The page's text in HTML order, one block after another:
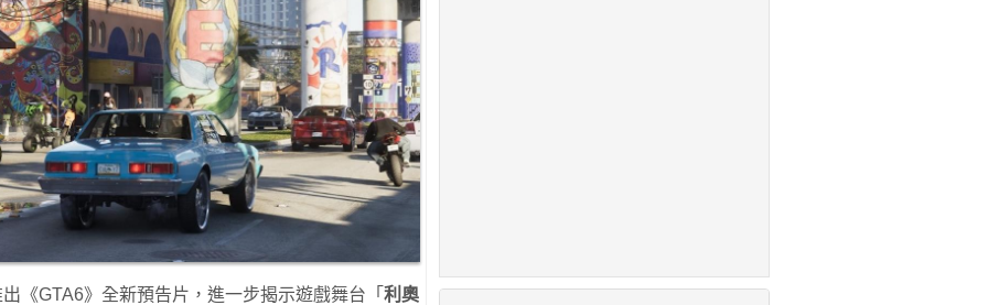
《GTA6》全新預告片，進一步揭示遊戲舞台「 利奧